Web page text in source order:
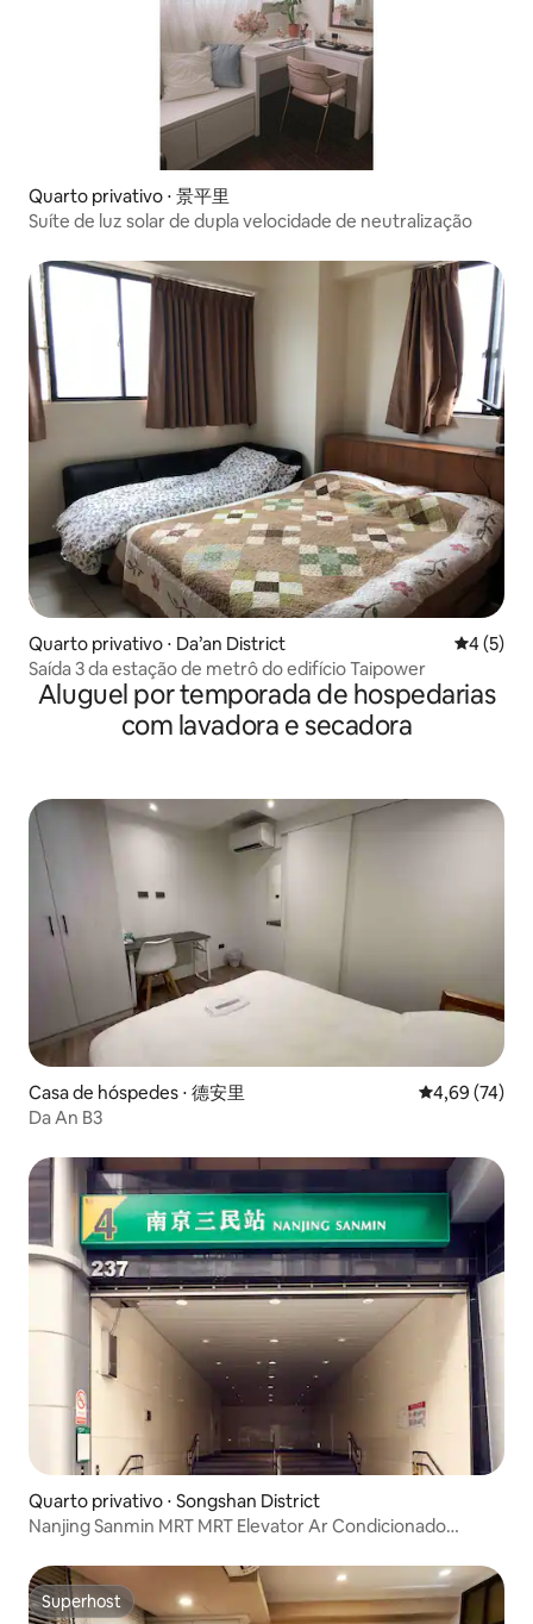
Quarto privativo ⋅ 景平里
Suíte de luz solar de dupla velocidade de neutralização
Quarto privativo ⋅ Da’an District 4 de
4 (5)
Saída 3 da estação de metrô do edifício Taipower
Aluguel por temporada de hospedarias
com lavadora e secadora
Casa de hóspedes ⋅ 德安里 4,69 de uma
4,69 (74)
Da An B3
Quarto privativo ⋅ Songshan District
Nanjing Sanmin MRT MRT Elevator Ar Condicionado
Quarto limpo ver 101
Superhost
Superhost